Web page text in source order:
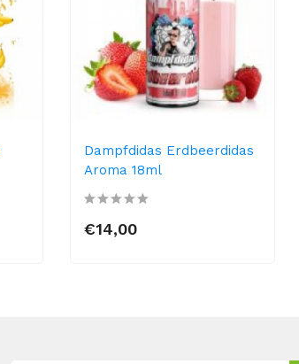
Dampfdidas Erdbeerdidas
Aroma 18ml
€14,00